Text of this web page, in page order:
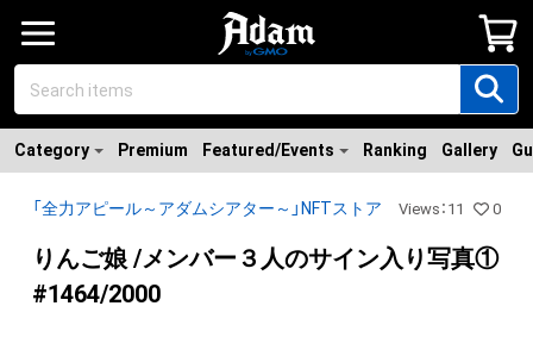
Category Premium Featured/Events Ranking Gallery
「全力アピール～アダムシアター～」NFTストア Views ： 11 0
りんご娘 /メンバー３人のサイン入り写真①
#1464/2000